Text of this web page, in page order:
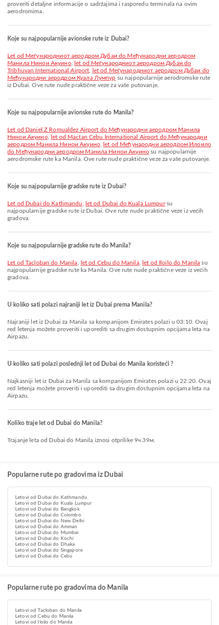
proveriti detaljne informacije o sadržajima i rasporedu terminala na ovim
aerodromima.
Koje su najpopularnije avionske rute iz Dubai?
let od Меѓународниот аеродром Дубаи do Међународни аеродром
Манила Нинои Акуино,
let od Меѓународниот аеродром Дубаи do
Tribhuvan International Airport
let od Меѓународниот аеродром Дубаи do
Међународни аеродром Куала Лумпур su najpopularnije aerodromske rute
iz Dubai. Ove rute nude praktične veze za vaše putovanje.
Koje su najpopularnije avionske rute do Manila?
let od Daniel Z Romualdez Airport do Међународни аеродром Манила
Нинои Акуино,
let od Mactan Cebu International Airport do Међународни
аеродром Манила Нинои Акуино,
let od Међународни аеродром Илоило
do Међународни аеродром Манила Нинои Акуино su najpopularnije
aerodromske rute ka Manila. Ove rute nude praktične veze za vaše putovanje.
Koje su najpopularnije gradske rute iz Dubai?
let od Dubai do Kathmandu let od Dubai do Kuala Lumpursu
najpopularnije gradske rute iz Dubai. Ove rute nude praktične veze iz većih
gradova.
Koje su najpopularnije gradske rute do Manila?
let od Tacloban do Manila let od Cebu do Manila, let od Iloilo do Manila su
najpopularnije gradske rute ka Manila. Ove rute nude praktične veze iz većih
gradova.
U koliko sati polazi najraniji let iz Dubai prema Manila?
Najraniji let iz Dubai za Manila sa kompanijom Emirates polazi u 03:10. Ovaj
red letenja možete proveriti i uporediti sa drugim dostupnim opcijama leta na
Airpazu.
U koliko sati polazi poslednji let od Dubai do Manila koristeći ?
Najkasniji let iz Dubai za Manila sa kompanijom Emirates polazi u 22:20. Ovaj
red letenja možete proveriti i uporediti sa drugim dostupnim opcijama leta na
Airpazu.
Koliko traje let od Dubai do Manila?
Trajanje leta od Dubai do Manila iznosi otprilike 9ч 39м.
Popularne rute po gradovima iz Dubai
Letovi od Dubai do Kathmandu
Letovi od Dubai do Kuala Lumpur
Letovi od Dubai do Bangkok
Letovi od Dubai do Colombo
Letovi od Dubai do New Delhi
Letovi od Dubai do Amman
Letovi od Dubai do Mumbai
Letovi od Dubai do Kochi
Letovi od Dubai do Dhaka
Letovi od Dubai do Singapore
Letovi od Dubai do Cebu
Popularne rute po gradovima do Manila
Letovi od Tacloban do Manila
Letovi od Cebu do Manila
Letovi od Iloilo do Manila